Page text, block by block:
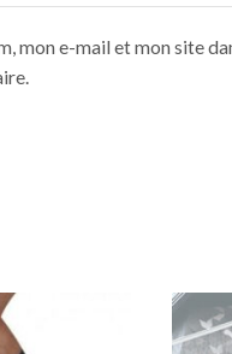
mon e-mail et mon site